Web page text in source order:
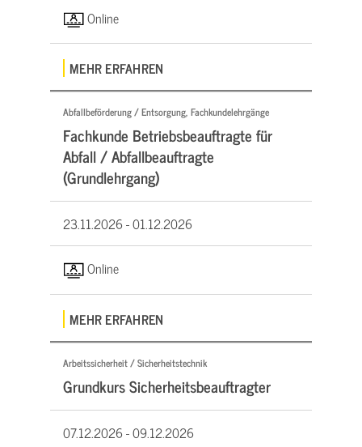
Online
MEHR ERFAHREN
Abfallbeförderung / Entsorgung, Fachkundelehrgänge
Fachkunde Betriebsbeauftragte für
Abfall / Abfallbeauftragte
(Grundlehrgang)
23.11.2026 -01.12.2026
Online
MEHR ERFAHREN
Arbeitssicherheit / Sicherheitstechnik
Grundkurs Sicherheitsbeauftragter
07.12.2026 -09.12.2026